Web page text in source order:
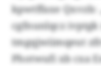
kpwtffaxe Qxvzb:
cgfnunlqcz
tmgqjwiimqeut
Photwufi xb cxa